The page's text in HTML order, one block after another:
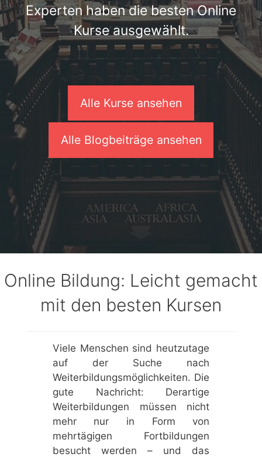
Experten haben die besten Online
Kurse ausgewählt.
Alle Kurse ansehen
Alle Blogbeiträge ansehen
Online Bildung: Leicht gemacht
mit den besten Kursen
Viele Menschen sind heutzutage
auf der Suche nach
Weiterbildungsmöglichkeiten. Die
gute Nachricht: Derartige
Weiterbildungen müssen nicht
mehr nur in Form von
mehrtägigen Fortbildungen
besucht werden – und das